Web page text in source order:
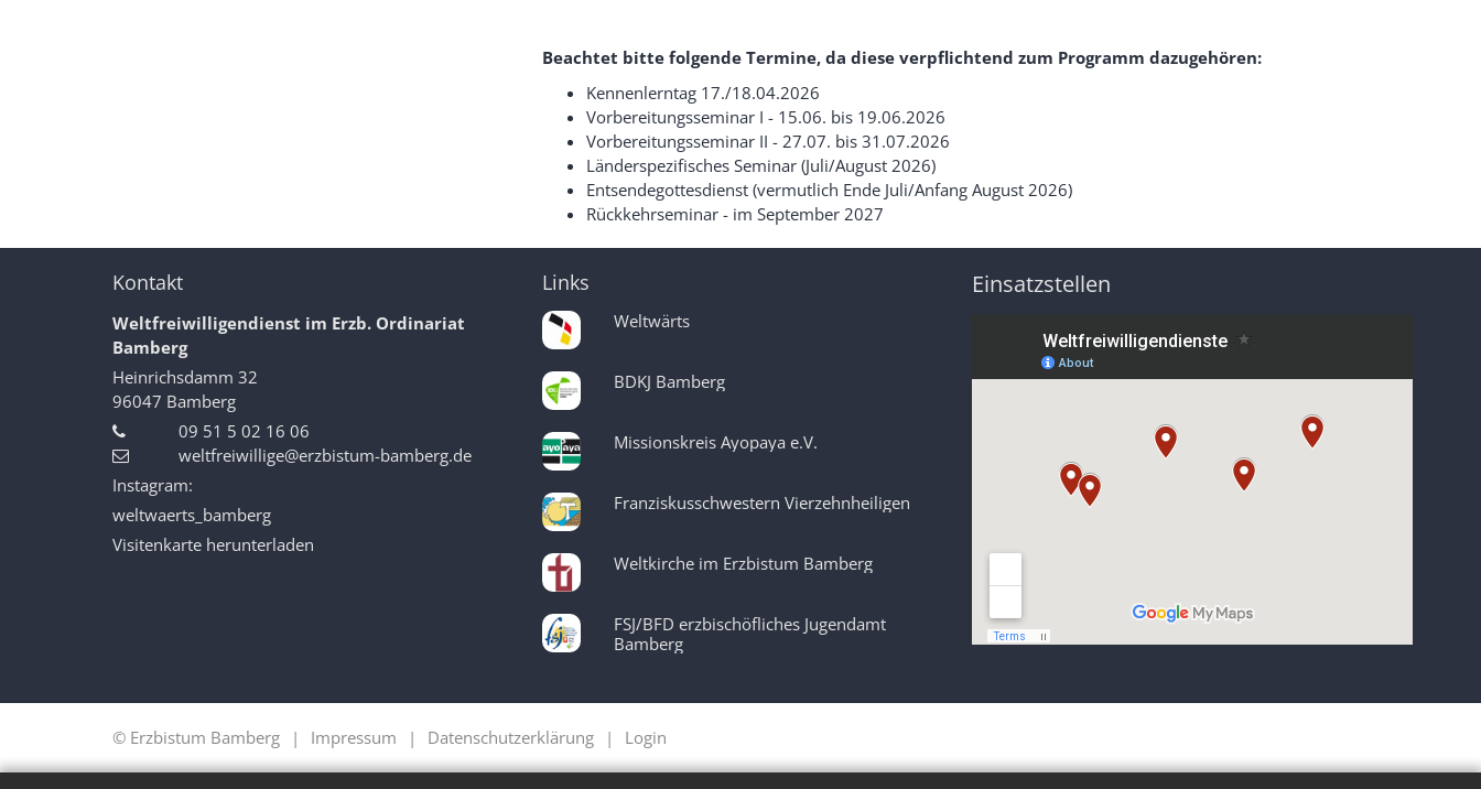
Beachtet bitte folgende Termine, da diese verpflichtend zum Programm dazugehören:
Kennenlerntag 17./18.04.2026
Vorbereitungsseminar I - 15.06. bis 19.06.2026
Vorbereitungsseminar II - 27.07. bis 31.07.2026
Länderspezifisches Seminar (Juli/August 2026)
Entsendegottesdienst (vermutlich Ende Juli/Anfang August 2026)
Rückkehrseminar - im September 2027
Kontakt
Weltfreiwilligendienst im Erzb. Ordinariat
Bamberg
Heinrichsdamm 32
96047 Bamberg
09 51 5 02 16 06
weltfreiwillige@erzbistum-bamberg.de
Instagram:
weltwaerts_bamberg
Visitenkarte herunterladen
Links
Weltwärts
BDKJ Bamberg
Missionskreis Ayopaya e.V.
Franziskusschwestern Vierzehnheiligen
Weltkirche im Erzbistum Bamberg
FSJ/BFD erzbischöfliches Jugendamt
Bamberg
Einsatzstellen
© Erzbistum Bamberg Impressum Datenschutzerklärung Login